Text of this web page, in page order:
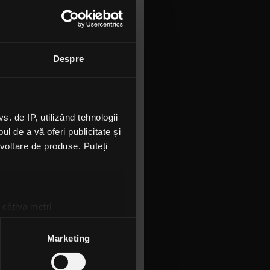
Despre
de IP, utilizând tehnologii
de a vă oferi publicitate și
de produse. Puteți
metri
la
secțiunea cu detalii
Marketing
mixul și